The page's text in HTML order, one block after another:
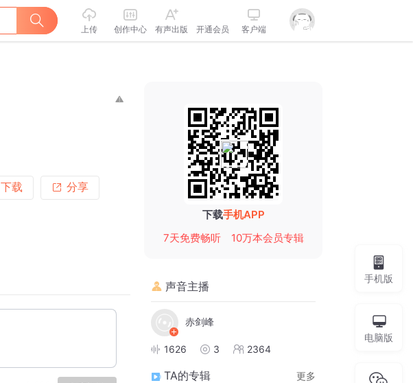
上传 创作中心 有声出版 开通会员 客户端
下载 分享
下载手机APP
7天免费畅听
10万本会员专辑
声音主播
赤剑峰
1626 3 2364
TA的专辑 更多
手机版
电脑版